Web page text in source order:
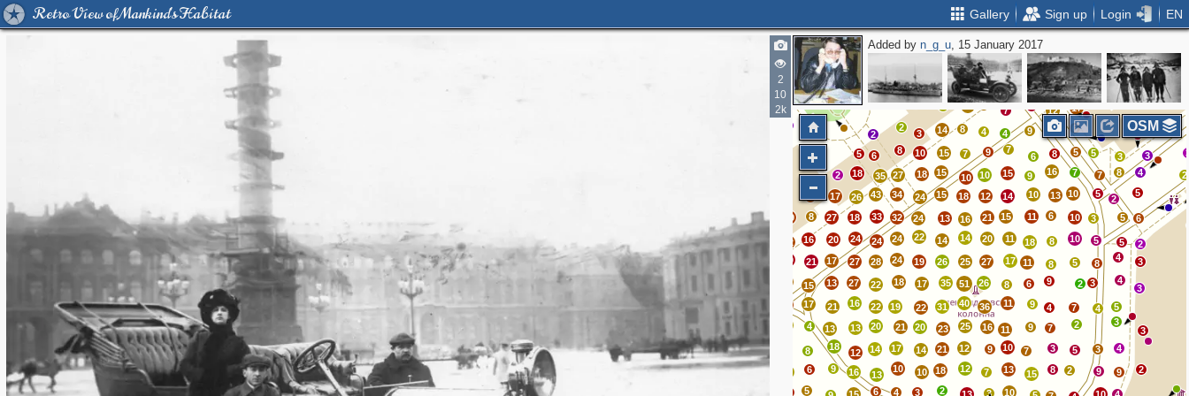
Retro View of Mankind's Habitat Gallery Sign up Login EN
2
10
2k
Added byn_g_u, 15 January 2017
9
4
7
14
4
2
2
2
8
3
10
27
6
35
34
43
26
18
2
5
2
30
42 16
19
11
7
17
8
20
27 18 33
24
27
17
13
21
15
17
4
12
5
9
6
12
8 18
21
13 13
12
16
13
14
20
17
10
14
6 10
3
12
18
2
3
4
10
21 12
23
20
31 40
25 16
9
7 13 15
7
10
11
11 9
9
3
7
4 7
6
8
26
36
51
25 27 17
35
26
14
14
22
19
17
18
22
21
19
22
22
28
27
16
24
24
24
24
32
24
18 15
15
10
18
13
16
20
21 15
14
12
10 15 9
6
7
9
4
4
8
7
15
17
15
9
7
14 15
7 12 4
15
11 10
17
6
7
12
9
9
8
5
7
7
3
5
4
3
8
5
5
6
5
5
4
5
3
10
10
10 2
13
16
10
11 6
8
18
11
11
8
9
5
8
3
2
4 5
4
3
3
3
3
2
2
2
9
9
4
3
2
5
8
2
OSM